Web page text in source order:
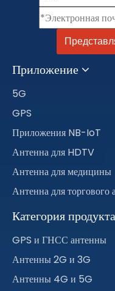
Приложение
5G
GPS
Приложения NB-IoT
Антенна для HDTV
Антенна для медицины
Антенна для торгового
Категория продукта
GPS и ГНСС антенны
Антенны 2G и 3G
Антенны 4G и 5G